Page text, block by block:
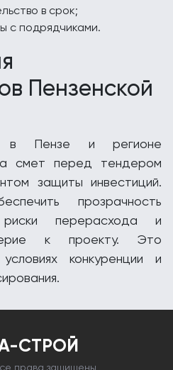
в срок;
с подрядчиками.
Пензенской
в Пензе и регионе
смет перед тендером
защиты инвестиций.
прозрачность
риски перерасхода и
к проекту. Это
конкуренции и
СТРОЙ
права защищены